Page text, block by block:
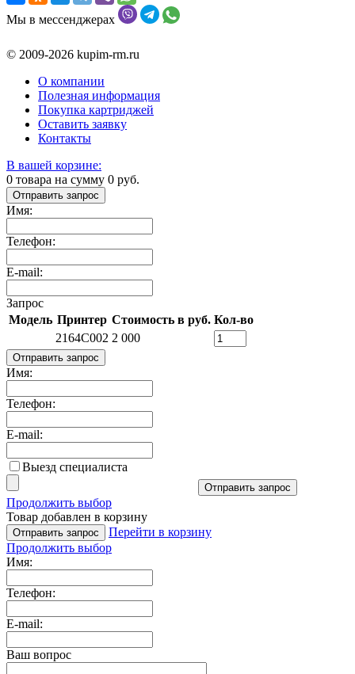
Мы в мессенджерах
© 2009-2026 kupim-rm.ru
О компании
Полезная информация
Покупка картриджей
Оставить заявку
Контакты
В вашей корзине:
0 товара на сумму 0 руб.
Отправить запрос
Имя:
Телефон:
E-mail:
Запрос
Модель Принтер Стоимость в руб. Кол-во
2164C002 2 000
Отправить запрос
Имя:
Телефон:
E-mail:
Выезд специалиста
Отправить запрос
Продолжить выбор
Товар добавлен в корзину
Отправить запрос
Перейти в корзину
Продолжить выбор
Имя:
Телефон:
E-mail:
Ваш вопрос